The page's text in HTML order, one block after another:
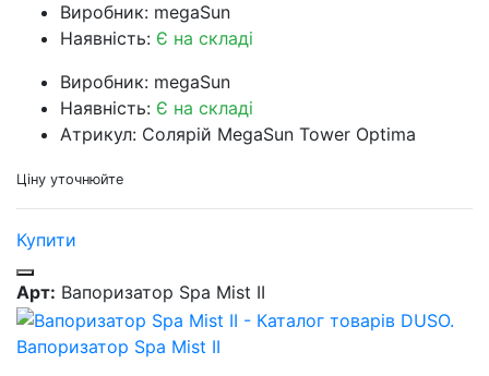
Виробник: megaSun
Наявність: Є на складі
Виробник: megaSun
Наявність: Є на складі
Атрикул: Солярій MegaSun Tower Optima
Ціну уточнюйте
Купити
Арт: Вапоризатор Spa Mist II
Вапоризатор Spa Mist II